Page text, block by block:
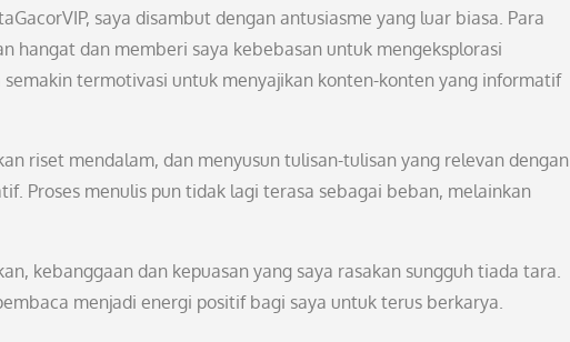
saya disambut dengan antusiasme yang luar biasa. Para
hangat dan memberi saya kebebasan untuk mengeksplorasi
termotivasi untuk menyajikan konten-konten yang informatif
riset mendalam, dan menyusun tulisan-tulisan yang relevan dengan
Proses menulis pun tidak lagi terasa sebagai beban, melainkan
kebanggaan dan kepuasan yang saya rasakan sungguh tiada tara.
menjadi energi positif bagi saya untuk terus berkarya.